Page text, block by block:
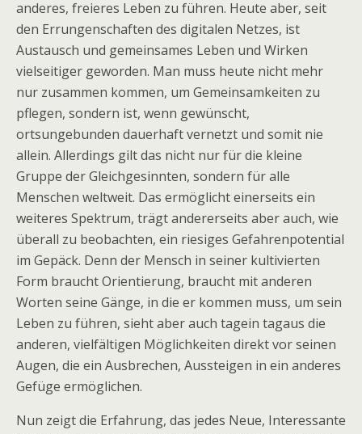
anderes, freieres Leben zu führen. Heute aber, seit
den Errungenschaften des digitalen Netzes, ist
Austausch und gemeinsames Leben und Wirken
vielseitiger geworden. Man muss heute nicht mehr
nur zusammen kommen, um Gemeinsamkeiten zu
pflegen, sondern ist, wenn gewünscht,
ortsungebunden dauerhaft vernetzt und somit nie
allein. Allerdings gilt das nicht nur für die kleine
Gruppe der Gleichgesinnten, sondern für alle
Menschen weltweit. Das ermöglicht einerseits ein
weiteres Spektrum, trägt andererseits aber auch, wie
überall zu beobachten, ein riesiges Gefahrenpotential
im Gepäck. Denn der Mensch in seiner kultivierten
Form braucht Orientierung, braucht mit anderen
Worten seine Gänge, in die er kommen muss, um sein
Leben zu führen, sieht aber auch tagein tagaus die
anderen, vielfältigen Möglichkeiten direkt vor seinen
Augen, die ein Ausbrechen, Aussteigen in ein anderes
Gefüge ermöglichen.
Nun zeigt die Erfahrung, das jedes Neue, Interessante